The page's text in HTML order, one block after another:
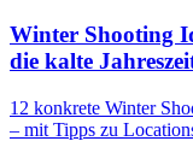
Winter Shooting
die kalte
12 konkrete Winter
– mit Tipps zu